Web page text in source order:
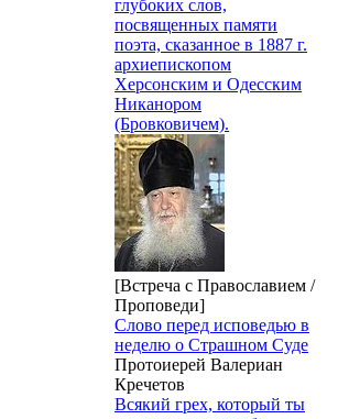
глубоких слов,
посвященных памяти
поэта, сказанное в 1887 г.
архиепископом
Херсонским и Одесским
Никанором
(Бровковичем).
[Встреча с Православием /
Проповеди]
Слово перед исповедью в
неделю о Страшном Суде
Протоиерей Валериан
Кречетов
Всякий грех, который ты